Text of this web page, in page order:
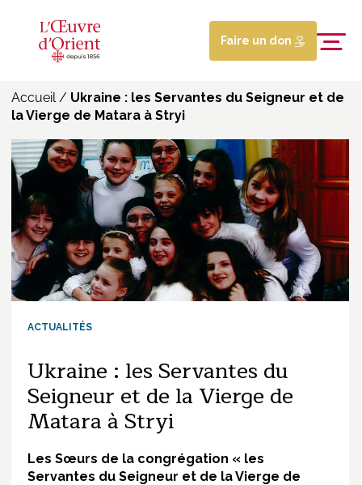
Faire un don
Accueil/ Ukraine : les Servantes du Seigneur et de
la Vierge de Matara à Stryi
ACTUALITÉS
Ukraine : les Servantes du
Seigneur et de la Vierge de
Matara à Stryi
Les Sœurs de la congrégation « les
Servantes du Seigneur et de la Vierge de